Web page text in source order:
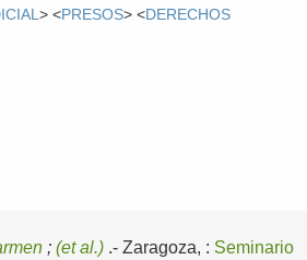
> <PRESOS> <DERECHOS
;(et al.) .-Zaragoza, : Seminario